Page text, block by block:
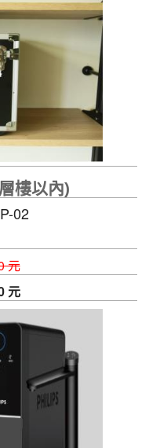
樓以內)
02
元
元